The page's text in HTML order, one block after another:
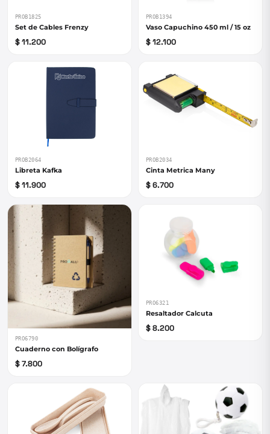
PROB1825
Set de Cables Frenzy
$ 11.200
PROB1394
Vaso Capuchino 450 ml / 15 oz
$ 12.100
PROB2064
Libreta Kafka
$ 11.900
PROB2034
Cinta Metrica Many
$ 6.700
PRO6790
Cuaderno con Bolígrafo
$ 7.800
PRO6321
Resaltador Calcuta
$ 8.200